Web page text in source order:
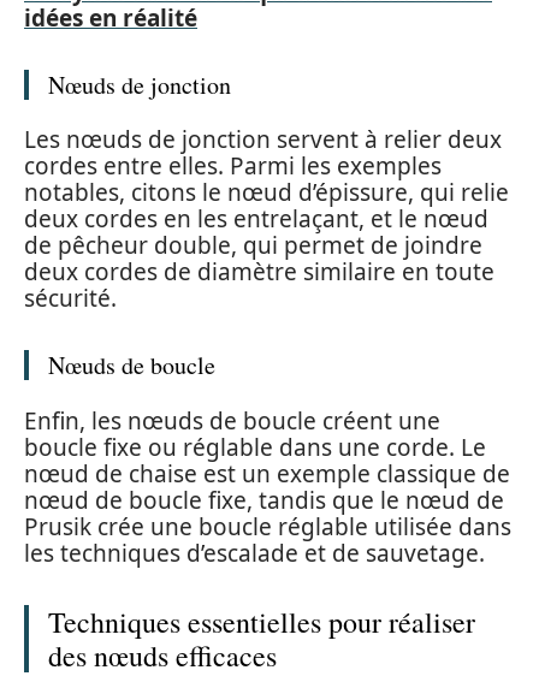
idées en réalité
Nœuds de jonction
Les nœuds de jonction servent à relier deux
cordes entre elles. Parmi les exemples
notables, citons le nœud d’épissure, qui relie
deux cordes en les entrelaçant, et le nœud
de pêcheur double, qui permet de joindre
deux cordes de diamètre similaire en toute
sécurité.
Nœuds de boucle
Enfin, les nœuds de boucle créent une
boucle fixe ou réglable dans une corde. Le
nœud de chaise est un exemple classique de
nœud de boucle fixe, tandis que le nœud de
Prusik crée une boucle réglable utilisée dans
les techniques d’escalade et de sauvetage.
Techniques essentielles pour réaliser
des nœuds efficaces